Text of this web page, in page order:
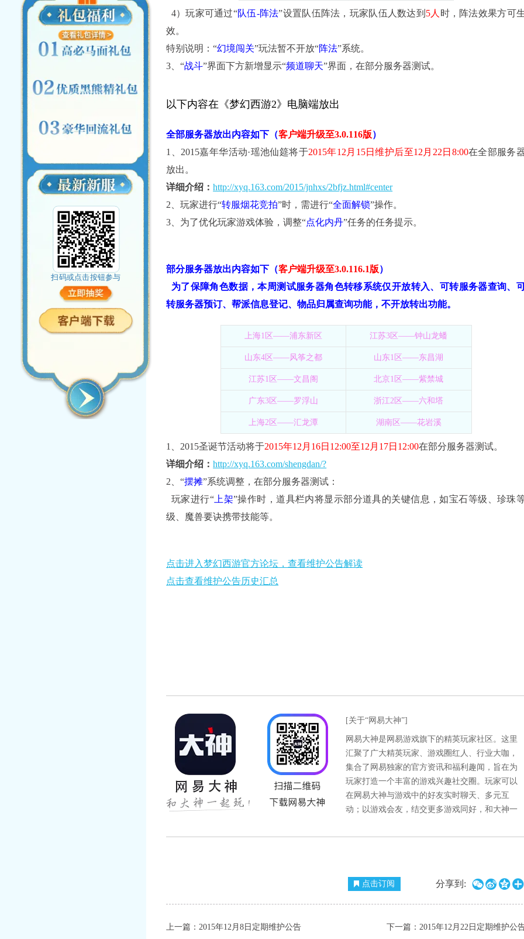
4）玩家可通过“队伍-阵法”设置队伍阵法，玩家队伍人数达到 5人 时，阵法效果方可
效。
特别说明：“幻境闯关”玩法暂不开放“阵法”系统。
3、“战斗”界面下方新增显示“频道聊天”界面，在部分服务器测试。
以下内容在《梦幻西游2》电脑端放出
全部服务器放出内容如下（客户端升级至3.0.116版）
1、2015嘉年华活动·瑶池仙筵将于2015年12月15日维护后至12月22日8:00在全部服务
放出。
详细介绍：http://xyq.163.com/2015/jnhxs/2bfjz.html#center
2、玩家进行“转服烟花竞拍”时，需进行“全面解锁”操作。
3、为了优化玩家游戏体验，调整“点化内丹”任务的任务提示。
部分服务器放出内容如下（客户端升级至3.0.116.1版）
为了保障角色数据，本周测试服务器角色转移系统仅开放转入、可转服务器查询、
转服务器预订、帮派信息登记、物品归属查询功能，不开放转出功能。
上海1区——浦东新区 江苏3区——钟山龙蟠
山东4区——风筝之都 山东1区——东昌湖
江苏1区——文昌阁 北京1区——紫禁城
广东3区——罗浮山 浙江2区——六和塔
上海2区——汇龙潭 湖南区——花岩溪
1、2015圣诞节活动将于2015年12月16日12:00至12月17日12:00在部分服务器测试。
详细介绍：http://xyq.163.com/shengdan/?
2、“摆摊”系统调整，在部分服务器测试：
玩家进行“上架”操作时，道具栏内将显示部分道具的关键信息，如宝石等级、珍珠
级、魔兽要诀携带技能等。
点击进入梦幻西游官方论坛，查看维护公告解读
点击查看维护公告历史汇总
[关于“网易大神”]
网易大神是网易游戏旗下的精英玩家社区。这里
汇聚了广大精英玩家、游戏圈红人、行业大咖，
集合了网易独家的官方资讯和福利趣闻，旨在为
玩家打造一个丰富的游戏兴趣社交圈。玩家可以
在网易大神与游戏中的好友实时聊天、多元互
动；以游戏会友，结交更多游戏同好，和大神一
官方网站：https://ds.163.com/game/xyq官方微信：wyds_163
点击订阅 分享到:  
上一篇： 2015年12月8日定期维护公告 下一篇： 2015年12月22日定期维护公
扫码或点击按钮参与